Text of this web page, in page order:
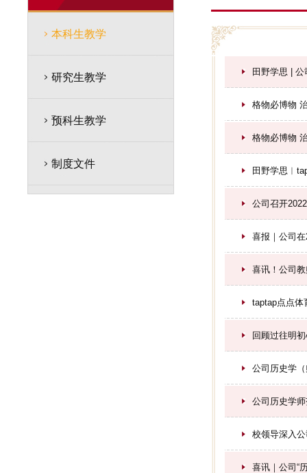
本科生教学
研究生教学
预科生教学
制度文件
田野学思 |
格物必博物
格物必博物
田野学思
公司召开
喜报｜公司
喜讯！公司
taptap点点体
回顾过往明
公司历史学
公司历史学
校领导深入
喜讯｜公司“